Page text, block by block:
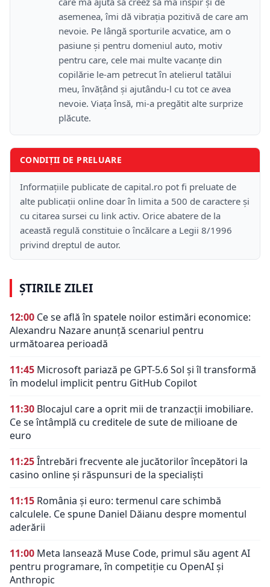
asemenea, îmi dă vibrația pozitivă de care am
nevoie. Pe lângă sporturile acvatice, am o
pasiune și pentru domeniul auto, motiv
pentru care, cele mai multe vacanțe din
copilărie le-am petrecut în atelierul tatălui
meu, învățând și ajutându-l cu tot ce avea
nevoie. Viața însă, mi-a pregătit alte surprize
plăcute.
CONDIȚII DE PRELUARE
Informațiile publicate de capital.ro pot fi preluate de
alte publicații online doar în limita a 500 de caractere și
cu citarea sursei cu link activ. Orice abatere de la
această regulă constituie o încălcare a Legii 8/1996
privind dreptul de autor.
ȘTIRILE ZILEI
12:00 Ce se află în spatele noilor estimări economice:
Alexandru Nazare anunță scenariul pentru
următoarea perioadă
11:45 Microsoft pariază pe GPT-5.6 Sol și îl transformă
în modelul implicit pentru GitHub Copilot
11:30 Blocajul care a oprit mii de tranzacții imobiliare.
Ce se întâmplă cu creditele de sute de milioane de
euro
11:25Întrebări frecvente ale jucătorilor începători la
casino online și răspunsuri de la specialiști
11:15 România și euro: termenul care schimbă
calculele. Ce spune Daniel Dăianu despre momentul
aderării
11:00 Meta lansează Muse Code, primul său agent AI
pentru programare, în competiție cu OpenAI și
Anthropic